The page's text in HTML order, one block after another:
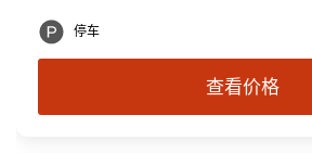
停车
查看价格